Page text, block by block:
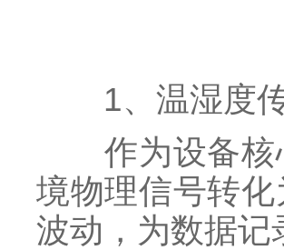
1、温湿度传
作为设备核心
境物理信号转
波动，为数据记